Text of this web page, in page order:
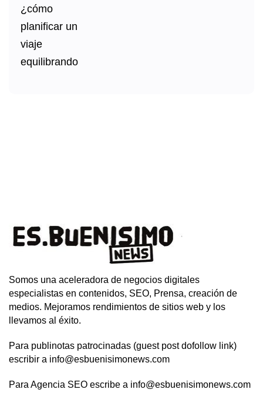
Somos una aceleradora de negocios digitales
especialistas en contenidos, SEO, Prensa, creación de
medios. Mejoramos rendimientos de sitios web y los
llevamos al éxito.
Para publinotas patrocinadas (guest post dofollow link)
escribir a info@esbuenisimonews.com
Para Agencia SEO escribe a info@esbuenisimonews.com